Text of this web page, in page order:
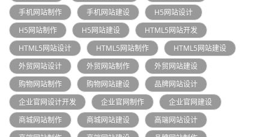
手机网站制作
手机网站建设
H5网站设计
H5网站制作
H5网站建设
HTML5网站开发
HTML5网站设计
HTML5网站制作
HTML5网站建设
外贸网站设计
外贸网站制作
外贸网站建设
购物网站制作
购物网站建设
品牌网站设计
企业官网设计开发
企业官网制作
企业官网建设
商城网站制作
商城网站建设
高端网站设计